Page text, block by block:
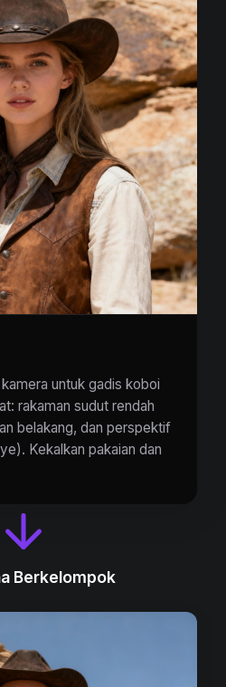
untuk gadis koboi
rakaman sudut rendah
belakang, dan perspektif
Kekalkan pakaian dan
Berkelompok